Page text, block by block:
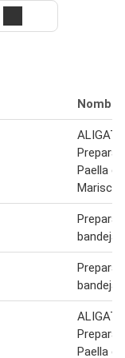
Nombre
Paella
Marisco
bandeja
bandeja
Paella